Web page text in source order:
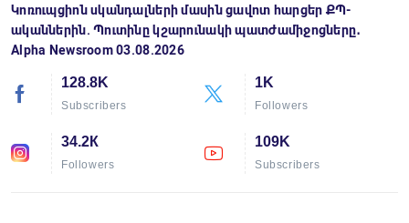
Կոռուպցիոն սկանդալների մասին ցավոտ հարցեր ՔՊ-
ականներին. Պուտինը կշարունակի պատժամիջոցները․
Alpha Newsroom 03.08.2026
128.8K
Subscribers
1K
Followers
34.2К
Followers
109K
Subscribers